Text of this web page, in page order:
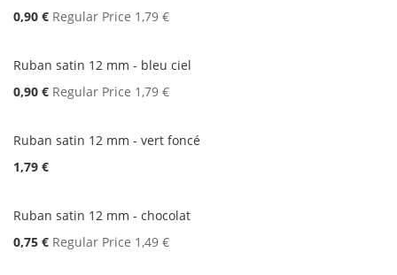
Special
0,90 € Regular Price 1,79 €
Ruban satin 12 mm - bleu ciel
Special
0,90 € Regular Price 1,79 €
Ruban satin 12 mm - vert foncé
1,79 €
Ruban satin 12 mm - chocolat
Special
0,75 € Regular Price 1,49 €